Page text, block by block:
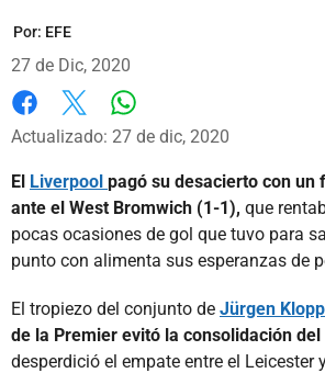
Por: EFE
27 de Dic, 2020
Facebook
X
Actualizado: 27 de dic, 2020
El Liverpool pagó su desacierto con un
ante el West Bromwich (1-1), que
pocas ocasiones de gol que tuvo para
punto con alimenta sus esperanzas de
El tropiezo del conjunto de Jürgen Klopp
de la Premier evitó la consolidación
desperdició el empate entre el Leicester